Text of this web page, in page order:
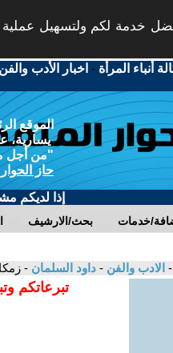
خدمة لكم ولتسهيل
أنباء المرأة - اخبار الأدب والفن
الموقع
يسارية،
"من أجل
حاز
إذا لديكم
بحث/الارشيف خدمات
- الادب والفن - داود السلمان -
تبرعاتكم